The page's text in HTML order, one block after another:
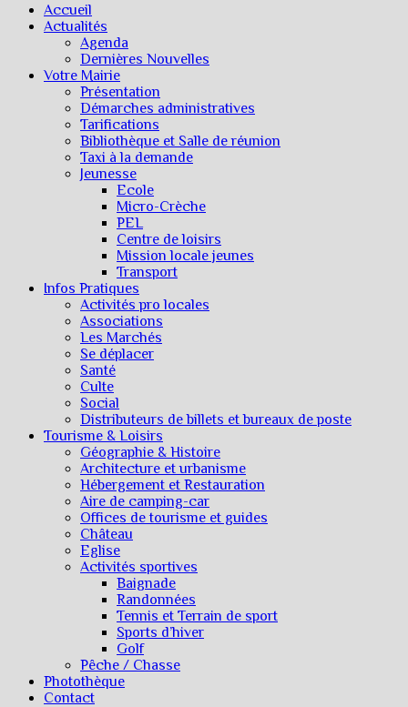
Accueil
Actualités
Agenda
Dernières Nouvelles
Votre Mairie
Présentation
Démarches administratives
Tarifications
Bibliothèque et Salle de réunion
Taxi à la demande
Jeunesse
Ecole
Micro-Crèche
PEL
Centre de loisirs
Mission locale jeunes
Transport
Infos Pratiques
Activités pro locales
Associations
Les Marchés
Se déplacer
Santé
Culte
Social
Distributeurs de billets et bureaux de poste
Tourisme & Loisirs
Géographie & Histoire
Architecture et urbanisme
Hébergement et Restauration
Aire de camping-car
Offices de tourisme et guides
Château
Eglise
Activités sportives
Baignade
Randonnées
Tennis et Terrain de sport
Sports d’hiver
Golf
Pêche / Chasse
Photothèque
Contact